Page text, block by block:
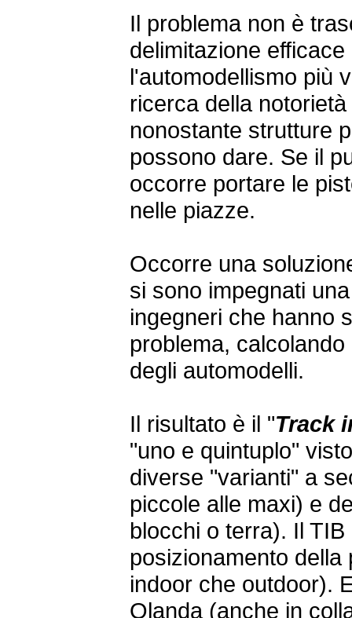
Il problema non è
delimitazione
l'automodellismo più
ricerca della
nonostante strutture
possono dare. Se il
occorre portare le
nelle piazze.
Occorre una
si sono impegnati
ingegneri che hanno
problema,
degli automodelli.
Il risultato è il "Track
"uno e quintuplo"
diverse "varianti" a
piccole alle maxi) e
blocchi o terra). Il
posizionamento
indoor che outdoor).
Olanda (anche in